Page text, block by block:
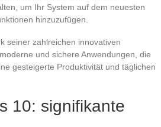
um Ihr System auf dem neuesten
hinzuzufügen.
seiner zahlreichen innovativen
und sichere Anwendungen, die
gesteigerte Produktivität und täglichen
10: signifikante